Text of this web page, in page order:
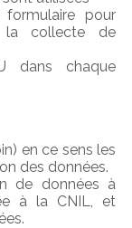
pour
la collecte de
dans chaque
en ce sens les
des données.
de données à
à la CNIL, et